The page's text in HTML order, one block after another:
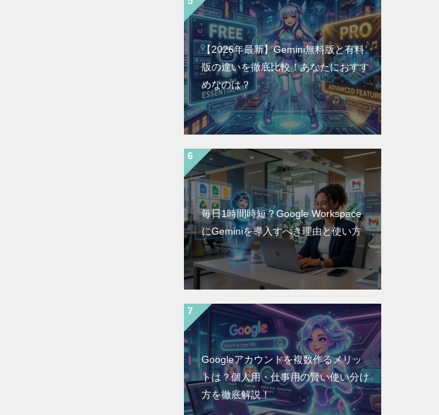
【2026年最新】Gemini無料版と有料
版の違いを徹底比較！あなたにおすす
めなのは？
毎日1時間時短？Google Workspace
にGeminiを導入すべき理由と使い方
Googleアカウントを複数作るメリッ
トは？個人用・仕事用の賢い使い分け
方を徹底解説！